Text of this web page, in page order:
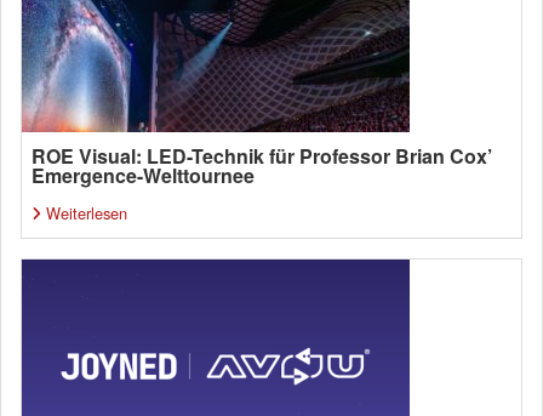
ROE Visual: LED-Technik für Professor Brian Cox’
Emergence-Welttournee
Weiterlesen